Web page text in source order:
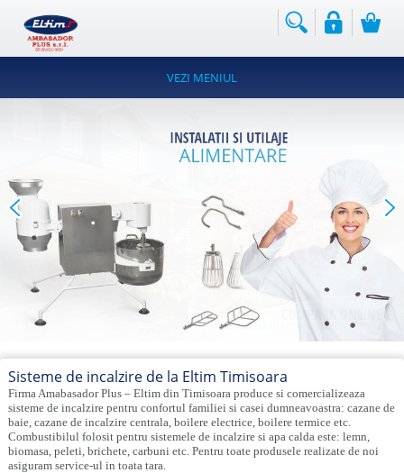
VEZI MENIUL
Sisteme de incalzire de la Eltim Timisoara
Firma Amabasador Plus – Eltim din Timisoara produce si comercializeaza
sisteme de incalzire pentru confortul familiei si casei dumneavoastra: cazane de
baie, cazane de incalzire centrala, boilere electrice, boilere termice etc.
Combustibilul folosit pentru sistemele de incalzire si apa calda este: lemn,
biomasa, peleti, brichete, carbuni etc. Pentru toate produsele realizate de noi
asiguram service-ul in toata tara.
PRODUSELE
NOASTRE
utilaje
alimentare
Instalatii
de
prevenire
si
stingere
incendii
si
utilaje
industriale
Rezistente
de
putere